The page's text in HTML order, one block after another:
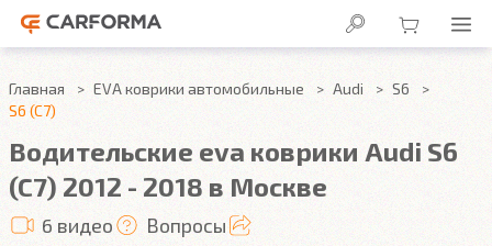
Главная EVA коврики автомобильные Audi
S6
S6 (C7)
Водительские eva коврики Audi S6
(C7) 2012 - 2018 в Москве
6 видео Вопросы